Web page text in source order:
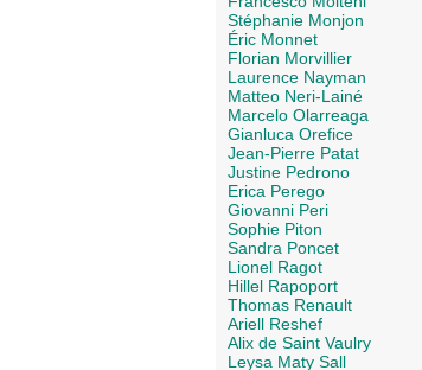
Stéphanie Monjon
Éric Monnet
Florian Morvillier
Laurence Nayman
Matteo Neri-Lainé
Marcelo Olarreaga
Gianluca Orefice
Jean-Pierre Patat
Justine Pedrono
Erica Perego
Giovanni Peri
Sophie Piton
Sandra Poncet
Lionel Ragot
Hillel Rapoport
Thomas Renault
Ariell Reshef
Alix de Saint Vaulry
Leysa Maty Sall